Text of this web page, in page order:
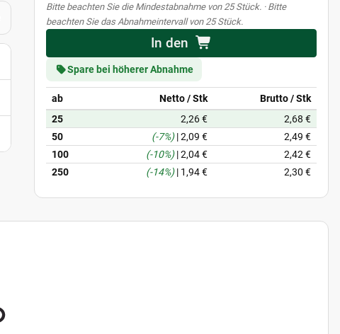
xBitte beachten Sie die Mindestabnahme von 25 Stück. · Bitte
beachten Sie das Abnahmeintervall von 25 Stück.
In den
Spare bei höherer Abnahme
ab Netto / Stk
Brutto / Stk
25
2,26 €
2,68 €
50
(-7%)|2,09 €
2,49 €
100
(-10%)|2,04 €
2,42 €
250
(-14%)| 1,94 € 2,30 €